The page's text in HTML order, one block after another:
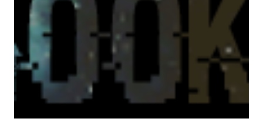
Pirati di Orlando. Mi feci degli amici eccome: una masnada di
bambini dell'asilo. Non fu un gran passo avanti, se l'obiettivo
era inserirmi fra i coetanei. Fu soprattutto perché come
statura sovrastavo tutti gli altri giocatori se quell'anno per
un pelo non entrai nella formazione ufficiale. Qu...